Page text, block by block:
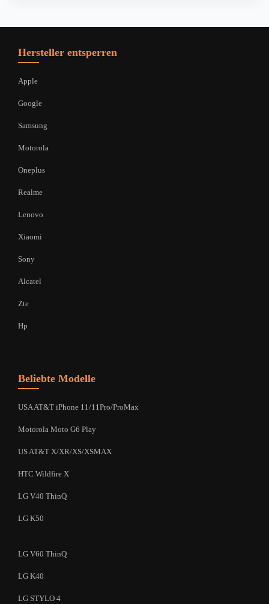
Hersteller entsperren
Apple
Google
Samsung
Motorola
Oneplus
Realme
Lenovo
Xiaomi
Sony
Alcatel
Zte
Hp
Beliebte Modelle
USA AT&T iPhone 11/11Pro/ProMax
Motorola Moto G6 Play
US AT&T X/XR/XS/XSMAX
HTC Wildfire X
LG V40 ThinQ
LG K50
LG V60 ThinQ
LG K40
LG STYLO 4